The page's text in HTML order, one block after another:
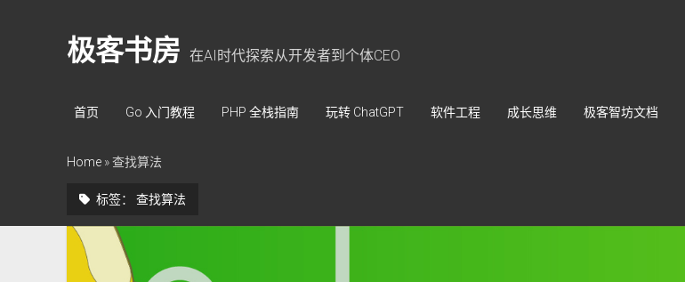
极客书房 在AI时代探索从开发者到个体CEO
首页 Go 入门教程 PHP 全栈指南 玩转 ChatGPT 软件工程 成长思维 极客智坊文档
Home»查找算法
标签： 查找算法